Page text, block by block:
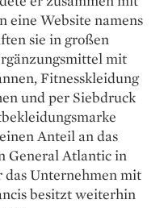
eine Website namens
sie in großen
mit
Fitnesskleidung
und per Siebdruck
Anteil an das
General Atlantic in
das Unternehmen mit
besitzt weiterhin